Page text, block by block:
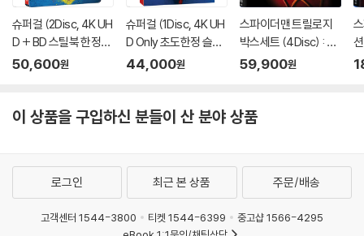
슈퍼걸 (2Disc, 4K UH
D + BD 스틸북 한정
판) (펀치) : 블루레이
50,600원
슈퍼걸 (1Disc, 4K UH
D Only 초도한정 슬립
케이스) : 블루레이
44,000원
스파이더맨 트릴로지
박스세트 (4Disc) : 블
루레이
59,900원
이 상품을 구입하신 분들이 산 분야 상품
로그인 최근 본 상품 주문/배송
고객센터 1544-3800 티켓 1544-6399
중고샵 1566-4295